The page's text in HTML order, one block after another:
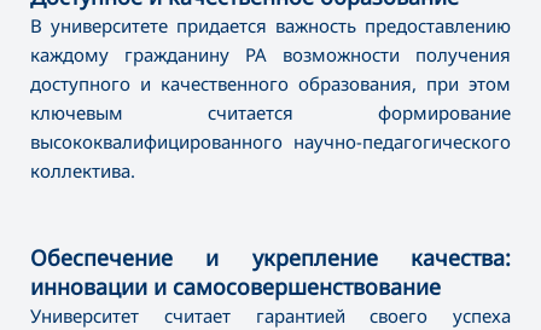
В университете придается важность предоставлению
каждому гражданину РА возможности получения
доступного и качественного образования, при этом
ключевым считается формирование
высококвалифицированного научно-педагогического
коллектива.
Обеспечение и укрепление качества:
инновации и самосовершенствование
Университет считает гарантией своего успеха